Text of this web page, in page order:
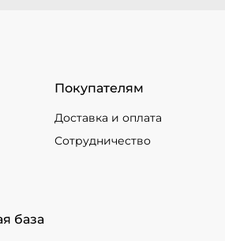
Покупателям
Доставка и оплата
Сотрудничество
база